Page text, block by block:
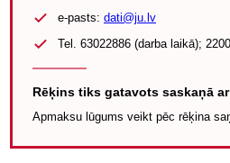
e-pasts: dati@ju.lv
Tel. 63022886 (darba laikā);
Rēķins tiks gatavots saskaņā
Apmaksu lūgums veikt pēc rēķina